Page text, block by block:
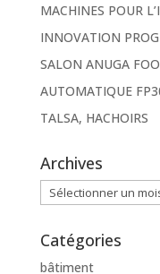
MACHINES POUR
INNOVATION
SALON ANUGA
AUTOMATIQUE
TALSA, HACHOIRS
Archives
Archives
Catégories
bâtiment